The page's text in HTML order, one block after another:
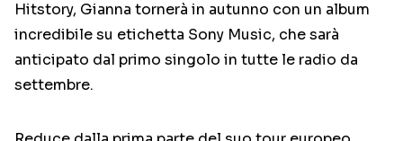
Hitstory, Gianna tornerà in autunno con un album
incredibile su etichetta Sony Music, che sarà
anticipato dal primo singolo in tutte le radio da
settembre.